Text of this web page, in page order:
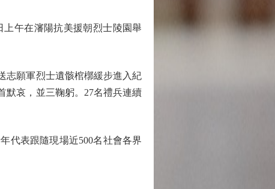
午在瀋陽抗美援朝烈士陵園舉
願軍烈士遺骸棺槨緩步進入紀
默哀，並三鞠躬。27名禮兵連續
代表跟隨現場近500名社會各界